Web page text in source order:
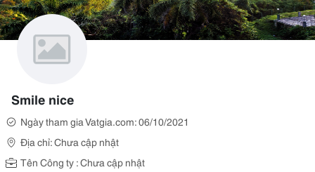
Smile nice
Ngày tham gia Vatgia.com: 06/10/2021
Địa chỉ: Chưa cập nhật
Tên Công ty : Chưa cập nhật